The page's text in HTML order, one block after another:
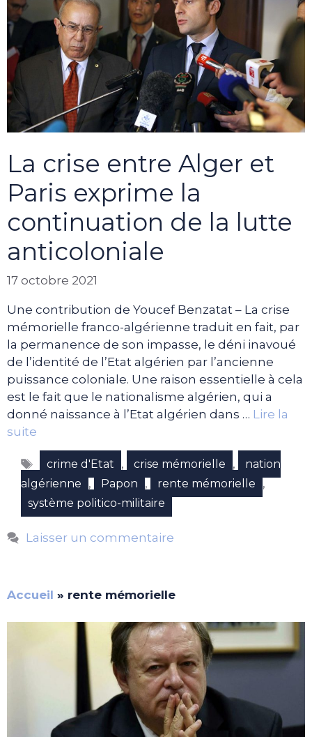
La crise entre Alger et
Paris exprime la
continuation de la lutte
anticoloniale
17 octobre 2021
Une contribution de Youcef Benzatat – La crise
mémorielle franco-algérienne traduit en fait, par
la permanence de son impasse, le déni inavoué
de l’identité de l’Etat algérien par l’ancienne
puissance coloniale. Une raison essentielle à cela
est le fait que le nationalisme algérien, qui a
donné naissance à l’Etat algérien dans … Lire la
suite
Étiquettes
crime d'Etat , crise mémorielle ,
nation
algérienne
, Papon , rente mémorielle ,
système politico-militaire
Laisser un commentaire
Accueil » rente mémorielle